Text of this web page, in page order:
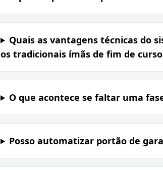
Quais as vantagens técnicas do
os tradicionais ímãs de fim de
O que acontece se faltar uma
Posso automatizar portão de